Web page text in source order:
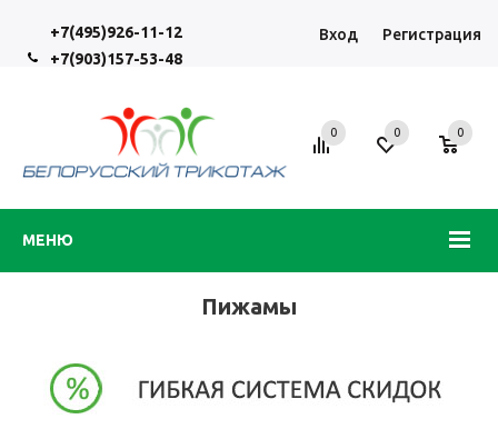
+7(495)926-11-12
+7(903)157-53-48
Вход Регистрация
МЕНЮ
0 0 0
Пижамы